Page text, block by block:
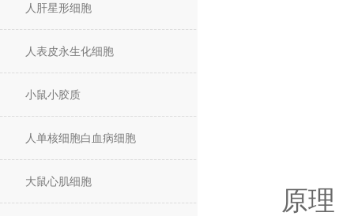
人肝星形细胞
人表皮永生化细胞
小鼠小胶质
人单核细胞白血病细胞
大鼠心肌细胞
原理​